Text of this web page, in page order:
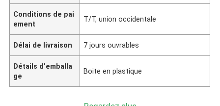
Conditions de pai
ement
T/T, union occidentale
Délai de livraison 7 jours ouvrables
Détails d'emballa
ge
Boite en plastique